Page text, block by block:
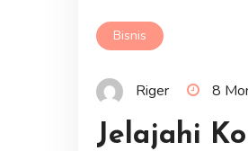
Bisnis
Riger 8
Jelajahi